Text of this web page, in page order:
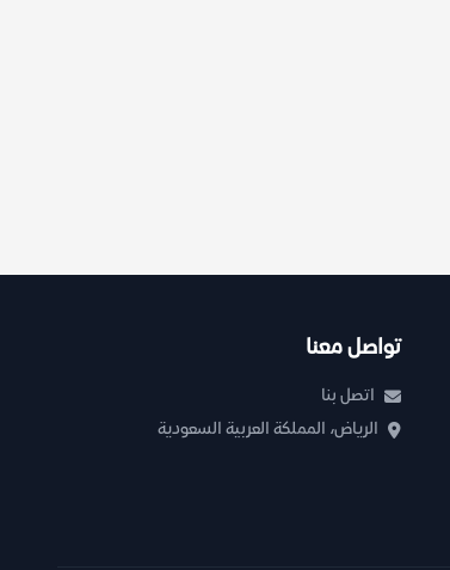
تواصل معنا
اتصل بنا
الرياض، المملكة العربية السعودية